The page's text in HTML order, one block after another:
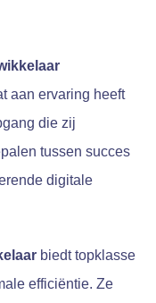
aan ervaring heeft
die zij
tussen succes
digitale
biedt topklasse
efficiëntie. Ze